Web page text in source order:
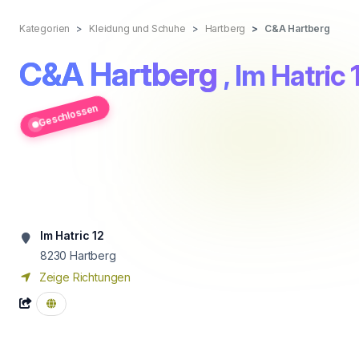
Kategorien Kleidung und Schuhe Hartberg C&A Hartberg
C&A Hartberg , Im Hatric
Geschlossen
Im Hatric 12
8230 Hartberg
Zeige Richtungen